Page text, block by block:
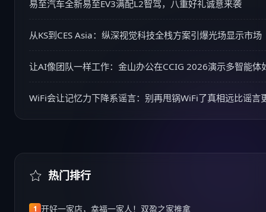
易至汽车全新易至EV3满配L2智驾，八重好礼诚意来袭
从KS到CES Asia：纵深视觉科技全栈方案引爆光场显示市场
让AI像团队一样工作：金山办公在CCIG 2026演示多智能体
WiFi会让记忆力下降系谣言：别再甩锅WiFi了真相远比谣言
热门排行
1 开好一家店，幸福一家人！双盈之家推拿